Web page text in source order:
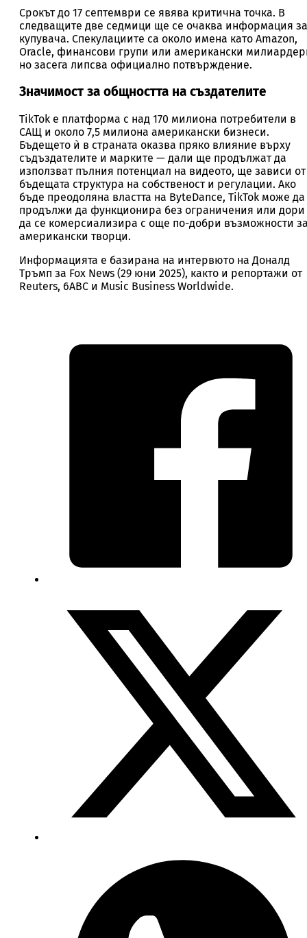
Срокът до 17 септември се явява критична точка. В
следващите две седмици ще се очаква информация за
купувача. Спекулациите са около имена като Amazon,
Oracle, финансови групи или американски
но засега липсва официално потвърждение.
Значимост за общността на създателите
TikTok е платформа с над 170 милиона потребители в
САЩ и около 7,5 милиона американски бизнеси.
Бъдещето ѝ в страната оказва пряко влияние върху
съдъздателите и марките — дали ще продължат да
използват пълния потенциал на видеото, ще зависи от
бъдещата структура на собственост и регулации. Ако
бъде преодоляна властта на ByteDance, TikTok може да
продължи да функционира без ограничения или дори
да се комерсиализира с още по-добри възможности
американски творци.
Информацията е базирана на интервюто на Доналд
Тръмп за Fox News (29 юни 2025), както и репортажи от
Reuters, 6ABC и Music Business Worldwide.